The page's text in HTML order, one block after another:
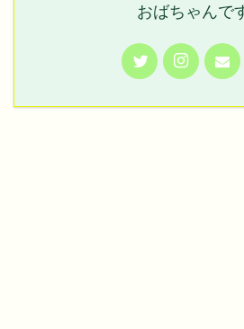
おばちゃんで